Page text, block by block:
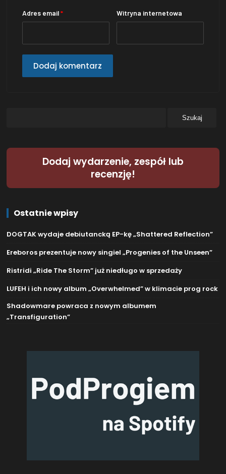
Adres email* Witryna internetowa
Dodaj wydarzenie, zespół lub
recenzję!
Ostatnie wpisy
DOGTAK wydaje debiutancką EP-kę „Shattered Reflection”
Ereboros prezentuje nowy singiel „Progenies of the Unseen”
Ristridi „Ride The Storm” już niedługo w sprzedaży
LUFEH i ich nowy album „Overwhelmed” w klimacie prog rock
Shadowmare powraca z nowym albumem
„Transfiguration”